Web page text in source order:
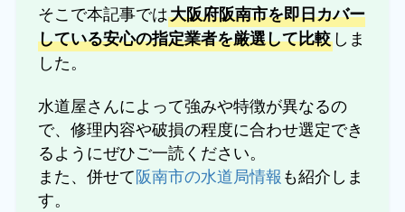
そこで本記事では大阪府阪南市を即日カバー
している安心の指定業者を厳選して比較 しま
した。
水道屋さんによって強みや特徴が異なるの
で、修理内容や破損の程度に合わせ選定でき
るようにぜひご一読ください。
また、併せて阪南市の水道局情報も紹介しま
す。